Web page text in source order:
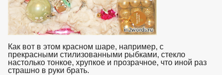
Как вот в этом красном шаре, например, с
прекрасными стилизованными рыбками, стекло
настолько тонкое, хрупкое и прозрачное, что иной раз
страшно в руки брать.